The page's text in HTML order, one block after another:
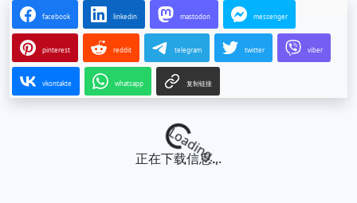
facebook linkedin mastodon messenger
pinterest reddit telegram twitter viber
vkontakte whatsapp 复制链接
Loading...
正在下载信息...